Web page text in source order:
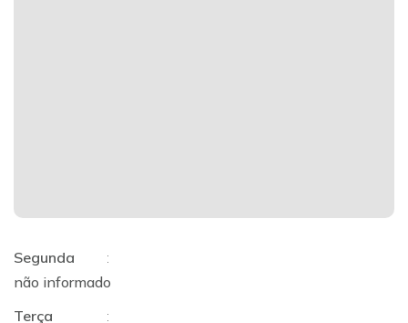
Segunda
:
não informado
Terça
: